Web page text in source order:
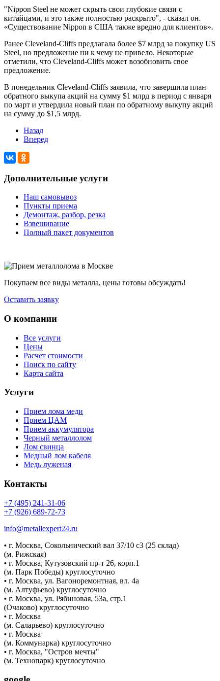
"Nippon Steel не может скрыть свои глубокие связи с
китайцами, и это также полностью раскрыто", - сказал он.
«Существование Nippon в США также вредно для клиентов».
Ранее Cleveland-Cliffs предлагала более $7 млрд за покупку US
Steel, но предложение ни к чему не привело. Некоторые
отметили, что Cleveland-Cliffs может возобновить свое
предложение.
В понедельник Cleveland-Cliffs заявила, что завершила план
обратного выкупа акций на сумму $1 млрд в период с января
по март и утвердила новый план по обратному выкупу акций
на сумму до $1,5 млрд.
Назад
Вперед
Дополнительные услуги
Наш самовывоз
Пункты приема
Демонтаж, разбор, резка
Взвешивание
Полный пакет документов
Покупаем все виды металла, цены готовы обсуждать!
Оставить заявку
О компании
Все услуги
Цены
Расчет стоимости
Поиск по сайту
Карта сайта
Услуги
Прием лома меди
Прием ЦАМ
Прием аккумулятора
Черный металлолом
Лом свинца
Медный лом кабеля
Медь луженая
Контакты
+7 (495) 241-31-06
+7 (926) 689-72-73
info@metallexpert24.ru
• г. Москва, Сокольнический вал 37/10 с3 (25 склад)
(м. Рижская)
• г. Москва, Кутузовский пр-т 26, корп.1
(м. Парк Победы) круглосуточно
• г. Москва, ул. Вагоноремонтная, вл. 4а
(м. Алтуфьево) круглосуточно
• г. Москва, ул. Рябиновая, 53а, стр.1
(Очаково) круглосуточно
• г. Москва
(м. Саларьево) круглосуточно
• г. Москва
(м. Коммунарка) круглосуточно
• г. Москва, "Остров мечты"
(м. Технопарк) круглосуточно